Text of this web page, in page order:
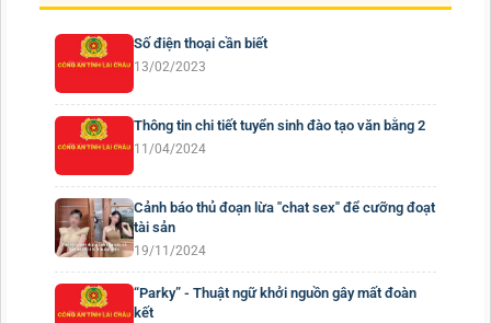
Số điện thoại cần biết
13/02/2023
Thông tin chi tiết tuyển sinh đào tạo văn bằng 2
11/04/2024
Cảnh báo thủ đoạn lừa "chat sex" để cưỡng đoạt
tài sản
19/11/2024
“Parky” - Thuật ngữ khởi nguồn gây mất đoàn
kết